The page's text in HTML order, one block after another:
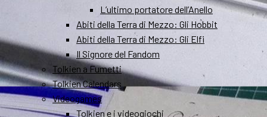
L’ultimo portatore dell’Anello
Abiti della Terra di Mezzo: Gli Hobbit
Abiti della Terra di Mezzo: Gli Elfi
Il Signore del Fandom
Tolkien a Fumetti
Tolkien Calendars
Videogames
Tolkien e i videogiochi